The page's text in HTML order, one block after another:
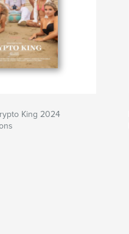
King 2024